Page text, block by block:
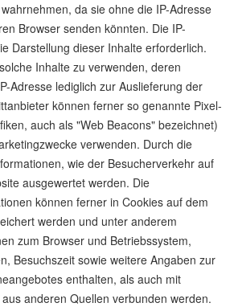
da sie ohne die IP-Adresse
Browser senden könnten. Die IP-
Darstellung dieser Inhalte erforderlich.
Inhalte zu verwenden, deren
Adresse lediglich zur Auslieferung der
können ferner so genannte Pixel-
auch als "Web Beacons" bezeichnet)
verwenden. Durch die
wie der Besucherverkehr auf
ausgewertet werden. Die
können ferner in Cookies auf dem
werden und unter anderem
zum Browser und Betriebssystem,
Besuchszeit sowie weitere Angaben zur
enthalten, als auch mit
anderen Quellen verbunden werden.